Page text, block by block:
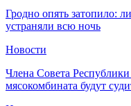
Гродно опять затопило:
устраняли всю ночь
Новости
Члена Совета
мясокомбината будут